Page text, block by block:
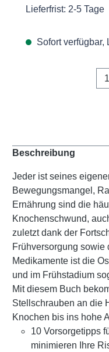
Lieferfrist: 2-5 Tage
Sofort verfügbar,
Beschreibung
Jeder ist seines
Bewegungsmangel,
Ernährung sind die
Knochenschwund,
zuletzt dank der
Frühversorgung sowie
Medikamente ist die
und im Frühstadium
Mit diesem Buch
Stellschrauben an die
Knochen bis ins hohe
10 Vorsorgetipps
minimieren Ihre